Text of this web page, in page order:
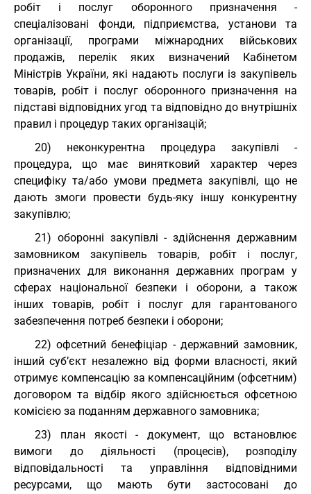
робіт і послуг оборонного призначення -
спеціалізовані фонди, підприємства, установи та
організації, програми міжнародних військових
продажів, перелік яких визначений Кабінетом
Міністрів України, які надають послуги із закупівель
товарів, робіт і послуг оборонного призначення на
підставі відповідних угод та відповідно до внутрішніх
правил і процедур таких організацій;
20) неконкурентна процедура закупівлі -
процедура, що має винятковий характер через
специфіку та/або умови предмета закупівлі, що не
дають змоги провести будь-яку іншу конкурентну
закупівлю;
21) оборонні закупівлі - здійснення державним
замовником закупівель товарів, робіт і послуг,
призначених для виконання державних програм у
сферах національної безпеки і оборони, а також
інших товарів, робіт і послуг для гарантованого
забезпечення потреб безпеки і оборони;
22) офсетний бенефіціар - державний замовник,
інший суб’єкт незалежно від форми власності, який
отримує компенсацію за компенсаційним (офсетним)
договором та відбір якого здійснюється офсетною
комісією за поданням державного замовника;
23) план якості - документ, що встановлює
вимоги до діяльності (процесів), розподілу
відповідальності та управління відповідними
ресурсами, що мають бути застосовані до